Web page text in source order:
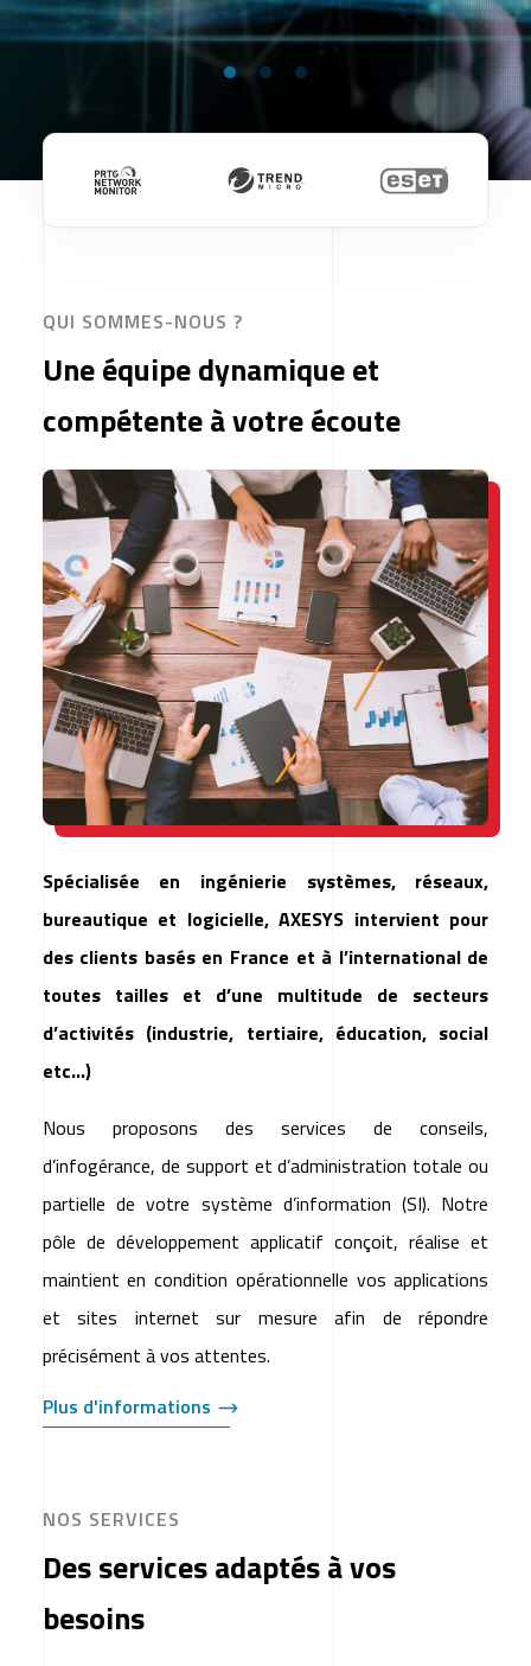
QUI SOMMES-NOUS ?
Une équipe dynamique et
compétente à votre écoute
Spécialisée en ingénierie systèmes, réseaux,
bureautique et logicielle, AXESYS intervient pour
des clients basés en France et à l’international de
toutes tailles et d’une multitude de secteurs
d’activités (industrie, tertiaire, éducation, social
etc…)
Nous proposons des services de conseils,
d’infogérance, de support et d’administration totale ou
partielle de votre système d’information (SI). Notre
pôle de développement applicatif conçoit, réalise et
maintient en condition opérationnelle vos applications
et sites internet sur mesure afin de répondre
précisément à vos attentes.
Plus d'informations
NOS SERVICES
Des services adaptés à vos
besoins